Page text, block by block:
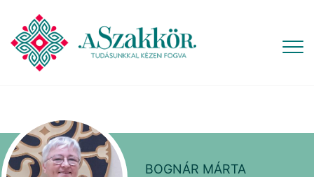
BOGNÁR MÁRTA